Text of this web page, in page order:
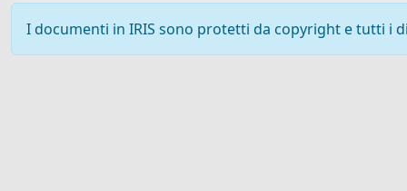
I documenti in IRIS sono protetti da copyright e tutti i